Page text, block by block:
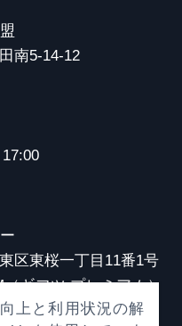
南5-14-12
区東桜一丁目11番1号
ギフツ プレミアム）
上と利用状況の解